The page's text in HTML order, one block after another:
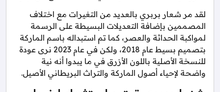
لقد مر شعار بربري بالعديد من التغيرات مع اختلاف
المصممين بإضافة التعديلات البسيطة على الرسمة
لمواكبة الحداثة والعصر، كما تم استبداله باسم الماركة
بتصميم بسيط عام 2018، ولكن في عام 2023 نرى عودة
للنسخة الأصلية باللون الأزرق في ما يبدوا أنه نية
واضحة لإحياء أصول الماركة والتراث البريطاني الأصيل.